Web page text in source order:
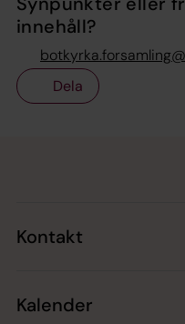
innehåll?
Dela
Kontakt
Kalender